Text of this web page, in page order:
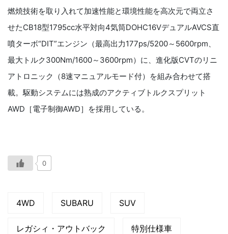
燃焼技術を取り入れて加速性能と環境性能を高次元で両立さ
せたCB18型1795cc水平対向4気筒DOHC16VデュアルAVCS直
噴ターボ“DIT”エンジン（最高出力177ps/5200～5600rpm、
最大トルク300Nm/1600～3600rpm）に、進化版CVTのリニ
アトロニック（8速マニュアルモード付）を組み合わせて搭
載。駆動システムには熟成のアクティブトルクスプリット
AWD［電子制御AWD］を採用している。
0
4WD SUBARU SUV
レガシィ・アウトバック 特別仕様車